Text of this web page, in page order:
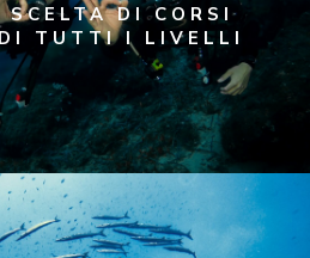
SCELTA DI CORSI
DI TUTTI I LIVELLI